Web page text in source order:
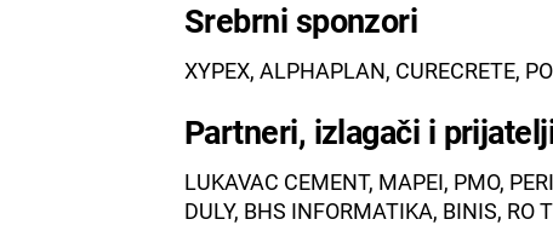
Srebrni sponzori
XYPEX, ALPHAPLAN, CURECRETE,
Partneri, izlagači i
LUKAVAC CEMENT, MAPEI, PMO,
DULY, BHS INFORMATIKA, BINIS, RO